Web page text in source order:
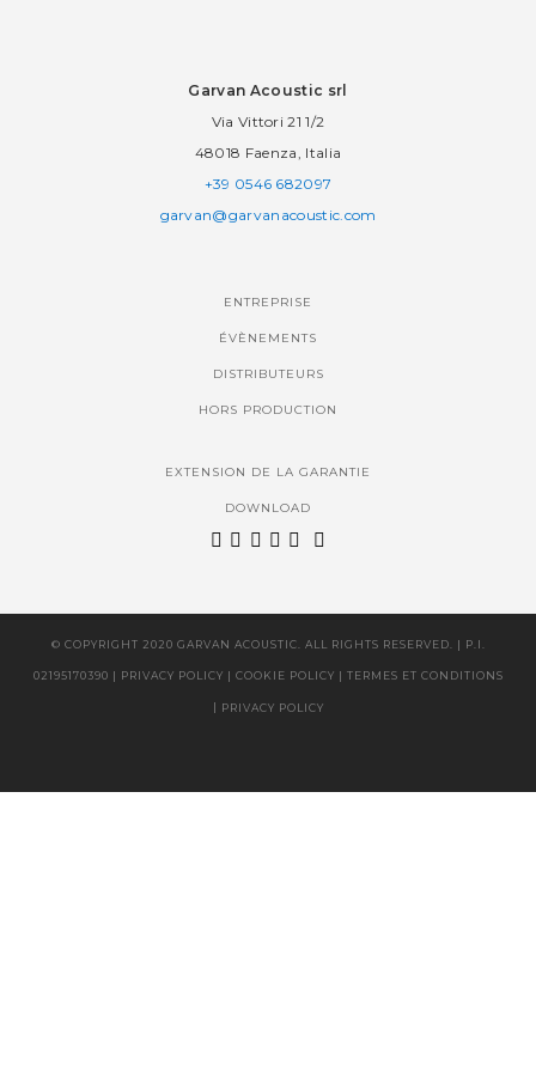
Garvan Acoustic srl
Via Vittori 21 1/2
48018 Faenza, Italia
+39 0546 682097
garvan@garvanacoustic.com
ENTREPRISE
ÉVÈNEMENTS
DISTRIBUTEURS
HORS PRODUCTION
EXTENSION DE LA GARANTIE
DOWNLOAD
© COPYRIGHT 2020 GARVAN ACOUSTIC. ALL RIGHTS RESERVED. | P.I.
02195170390 | PRIVACY POLICY | COOKIE POLICY | TERMES ET CONDITIONS
| PRIVACY POLICY